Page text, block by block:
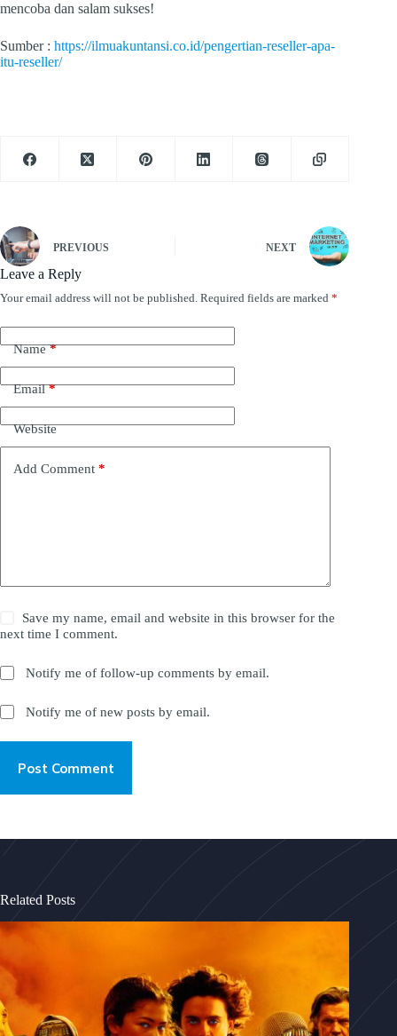
mencoba dan salam sukses!
Sumber : https://ilmuakuntansi.co.id/pengertian-reseller-apa-
itu-reseller/
PREVIOUS NEXT
Leave a Reply
Your email address will not be published. Required fields are marked *
Name*
Email*
Website
Add Comment *
Save my name, email and website in this browser for the
next time I comment.
Notify me of follow-up comments by email.
Notify me of new posts by email.
Post Comment
Related Posts